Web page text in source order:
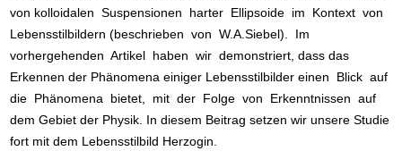
von kolloidalen Suspensionen harter Ellipsoide im Kontext von
Lebensstilbildern (beschrieben von W.A.Siebel). Im
vorhergehenden Artikel haben wir demonstriert, dass das
Erkennen der Phänomena einiger Lebensstilbilder einen Blick auf
die Phänomena bietet, mit der Folge von Erkenntnissen auf
dem Gebiet der Physik. In diesem Beitrag setzen wir unsere Studie
fort mit dem Lebensstilbild Herzogin.